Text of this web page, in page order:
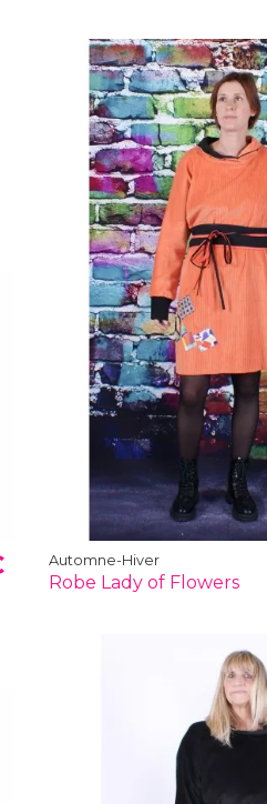
Automne-Hiver
Robe Lady of Flowers